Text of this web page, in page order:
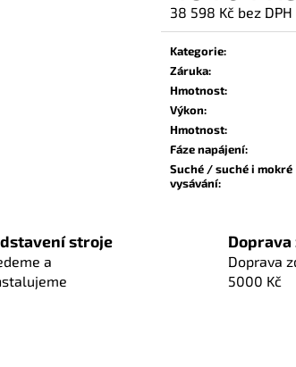
38 598 Kč bez DPH
Měrná
cena:
Kategorie:
Záruka:
Hmotnost:
Výkon:
Hmotnost:
Fáze napájení:
Suché / suché i mokré
vysávání:
stroje
a
Doprava
5000 Kč